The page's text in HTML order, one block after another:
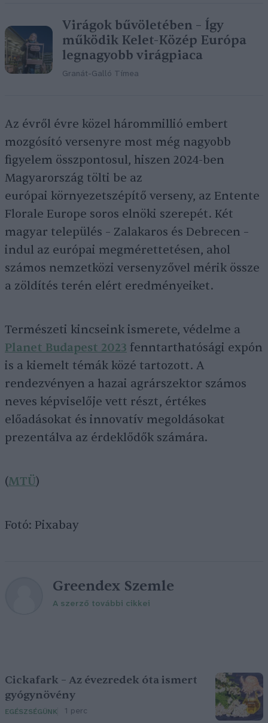
Virágok bűvöletében – Így
működik Kelet-Közép Európa
legnagyobb virágpiaca
Granát-Galló Tímea
Az évről évre közel hárommillió embert
mozgósító versenyre most még nagyobb
figyelem összpontosul, hiszen 2024-ben
Magyarország tölti be az
európai környezetszépítő verseny, az Entente
Florale Europe soros elnöki szerepét. Két
magyar település – Zalakaros és Debrecen –
indul az európai megmérettetésen, ahol
számos nemzetközi versenyzővel mérik össze
a zöldítés terén elért eredményeiket.
Természeti kincseink ismerete, védelme a
Planet Budapest 2023 fenntarthatósági expón
is a kiemelt témák közé tartozott. A
rendezvényen a hazai agrárszektor számos
neves képviselője vett részt, értékes
előadásokat és innovatív megoldásokat
prezentálva az érdeklődők számára.
(MTÜ)
Fotó: Pixabay
Greendex Szemle
A szerző további cikkei
Cickafark – Az évezredek óta ismert
gyógynövény
EGÉSZSÉGÜNK 1 perc